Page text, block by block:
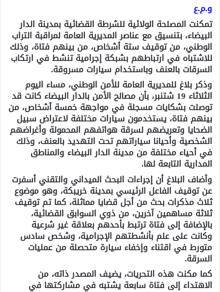
و.م.ع
تمكنت المصلحة الولائية للشرطة القضائية بمدينة الدار
البيضاء، بتنسيق مع عناصر المديرية العامة لمراقبة التراب
الوطني، من توقيف ستة أشخاص، من بينهم فتاة، وذلك
للاشتباه في ارتباطهم بشبكة إجرامية تنشط في ارتكاب
السرقات بالعنف وباستخدام سيارات مسروقة.
وذكر بلاغ للمديرية العامة للأمن الوطني، مساء اليوم
الثلاثاء 19 شتنبر، بأن مصالح الأمن بالدار البيضاء كانت قد
توصلت بشكايات مسجلة في مواجهة خمسة أشخاص، من
بينهم فتاة، يستخدمون سيارات مختلفة لاعتراض سبيل
الضحايا وتعريضهم لسرقة هواتفهم المحمولة وأغراضهم
الشخصية وأحيانا سياراتهم تحت التهديد بالعنف، وذلك
في أحياء مختلفة من مدينة الدار البيضاء والمناطق
المدارية التابعة لها.
وأضاف البلاغ أن إجراءات البحث الميداني والتقني أسفرت
عن توقيف الفاعل الرئيسي بمدينة خريبكة، وهو موضوع
ثلاث مذكرات بحث من أجل قضايا مماثلة، كما تم توقيف
ثلاثة مساهمين آخرين، من ذوي السوابق القضائية،
بالإضافة إلى فتاة ترتبط بأحدهم بعلاقة غير شرعية
وكانت على علم بأنشطتهم الإجرامية، وشخص سادس
متورط في اقتناء وإخفاء سيارة متحصلة من عمليات
السرقة.
كما مكنت هذه التحريات، يضيف المصدر ذاته، من
الاهتداء إلى فتاة سابعة يشتبه في مشاركتها في